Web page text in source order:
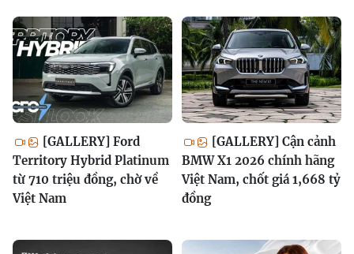
[GALLERY] Ford
Territory Hybrid Platinum
từ 710 triệu đồng, chờ về
Việt Nam
[GALLERY] Cận cảnh
BMW X1 2026 chính hãng
Việt Nam, chốt giá 1,668 tỷ
đồng